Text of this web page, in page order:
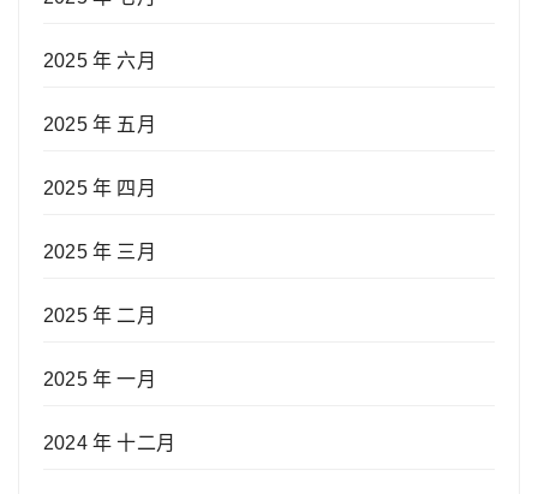
2025 年 六月
2025 年 五月
2025 年 四月
2025 年 三月
2025 年 二月
2025 年 一月
2024 年 十二月